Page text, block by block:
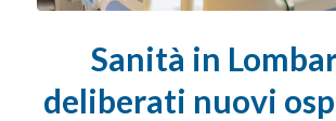
Sanità in
deliberati nuovi